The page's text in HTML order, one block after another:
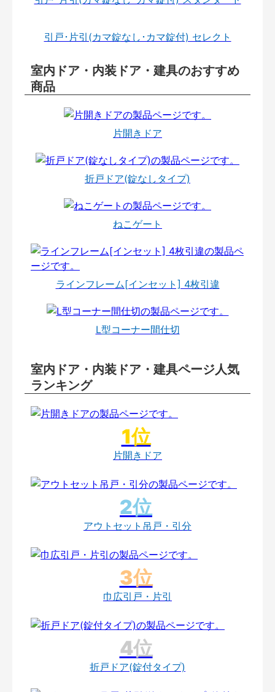
引戸･片引(カマ錠なし･カマ錠付) セレクト
室内ドア・内装ドア・建具のおすすめ
商品
片開きドア
折戸ドア(錠なしタイプ)
ねこゲート
ラインフレーム[インセット] 4枚引違
L型コーナー間仕切
室内ドア・内装ドア・建具ページ人気
ランキング
片開きドア
アウトセット吊戸・引分
巾広引戸・片引
折戸ドア(錠付タイプ)